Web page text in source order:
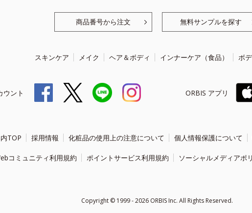
商品番号から注文 無料サンプルを探す
スキンケア メイク ヘア＆ボディ インナーケア（食品） ボ
ウント ORBIS アプリ
TOP 採用情報 化粧品の使用上の注意について 個人情報保護について
コミュニティ利用規約 ポイントサービス利用規約 ソーシャルメディアポ
Copyright © 1999 - 2026 ORBIS Inc. All Rights Reserved.